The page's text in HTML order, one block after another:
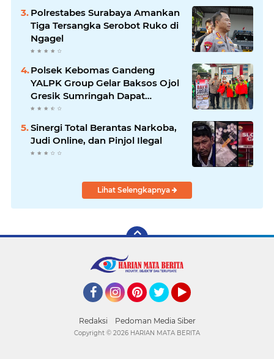
Polrestabes Surabaya Amankan
Tiga Tersangka Serobot Ruko di
Ngagel
Polsek Kebomas Gandeng
YALPK Group Gelar Baksos Ojol
Gresik Sumringah Dapat
Sembako dan BBM Gratis
Sinergi Total Berantas Narkoba,
Judi Online, dan Pinjol Ilegal
Lihat Selengkapnya
Redaksi Pedoman Media Siber
Copyright © 2026 HARIAN MATA BERITA